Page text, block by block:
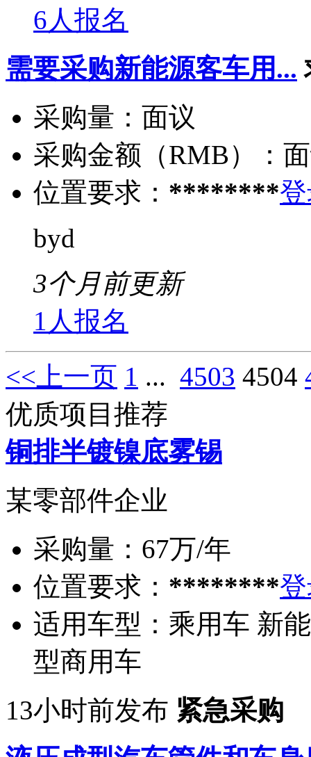
6人报名
需要采购新能源客车用...
采购量： 面议
采购金额（RMB）：
位置要求： ********
byd
3个月前更新
1人报名
<<上一页 1 ... 4503 4504
优质项目推荐
铜排半镀镍底雾锡
某零部件企业
采购量： 67万/年
位置要求： ********
适用车型： 乘用车 新
型商用车
13小时前发布 紧急采购